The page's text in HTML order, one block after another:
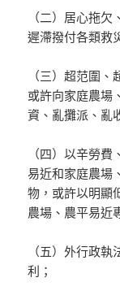
（二）居心拖
遲滯撥付各類救
（三）超范圍
或許向家庭農場
資、亂攤派、亂
（四）以辛勞
易近和家庭農場
物，或許以明顯
農場、農平易近
（五）外行政
利；